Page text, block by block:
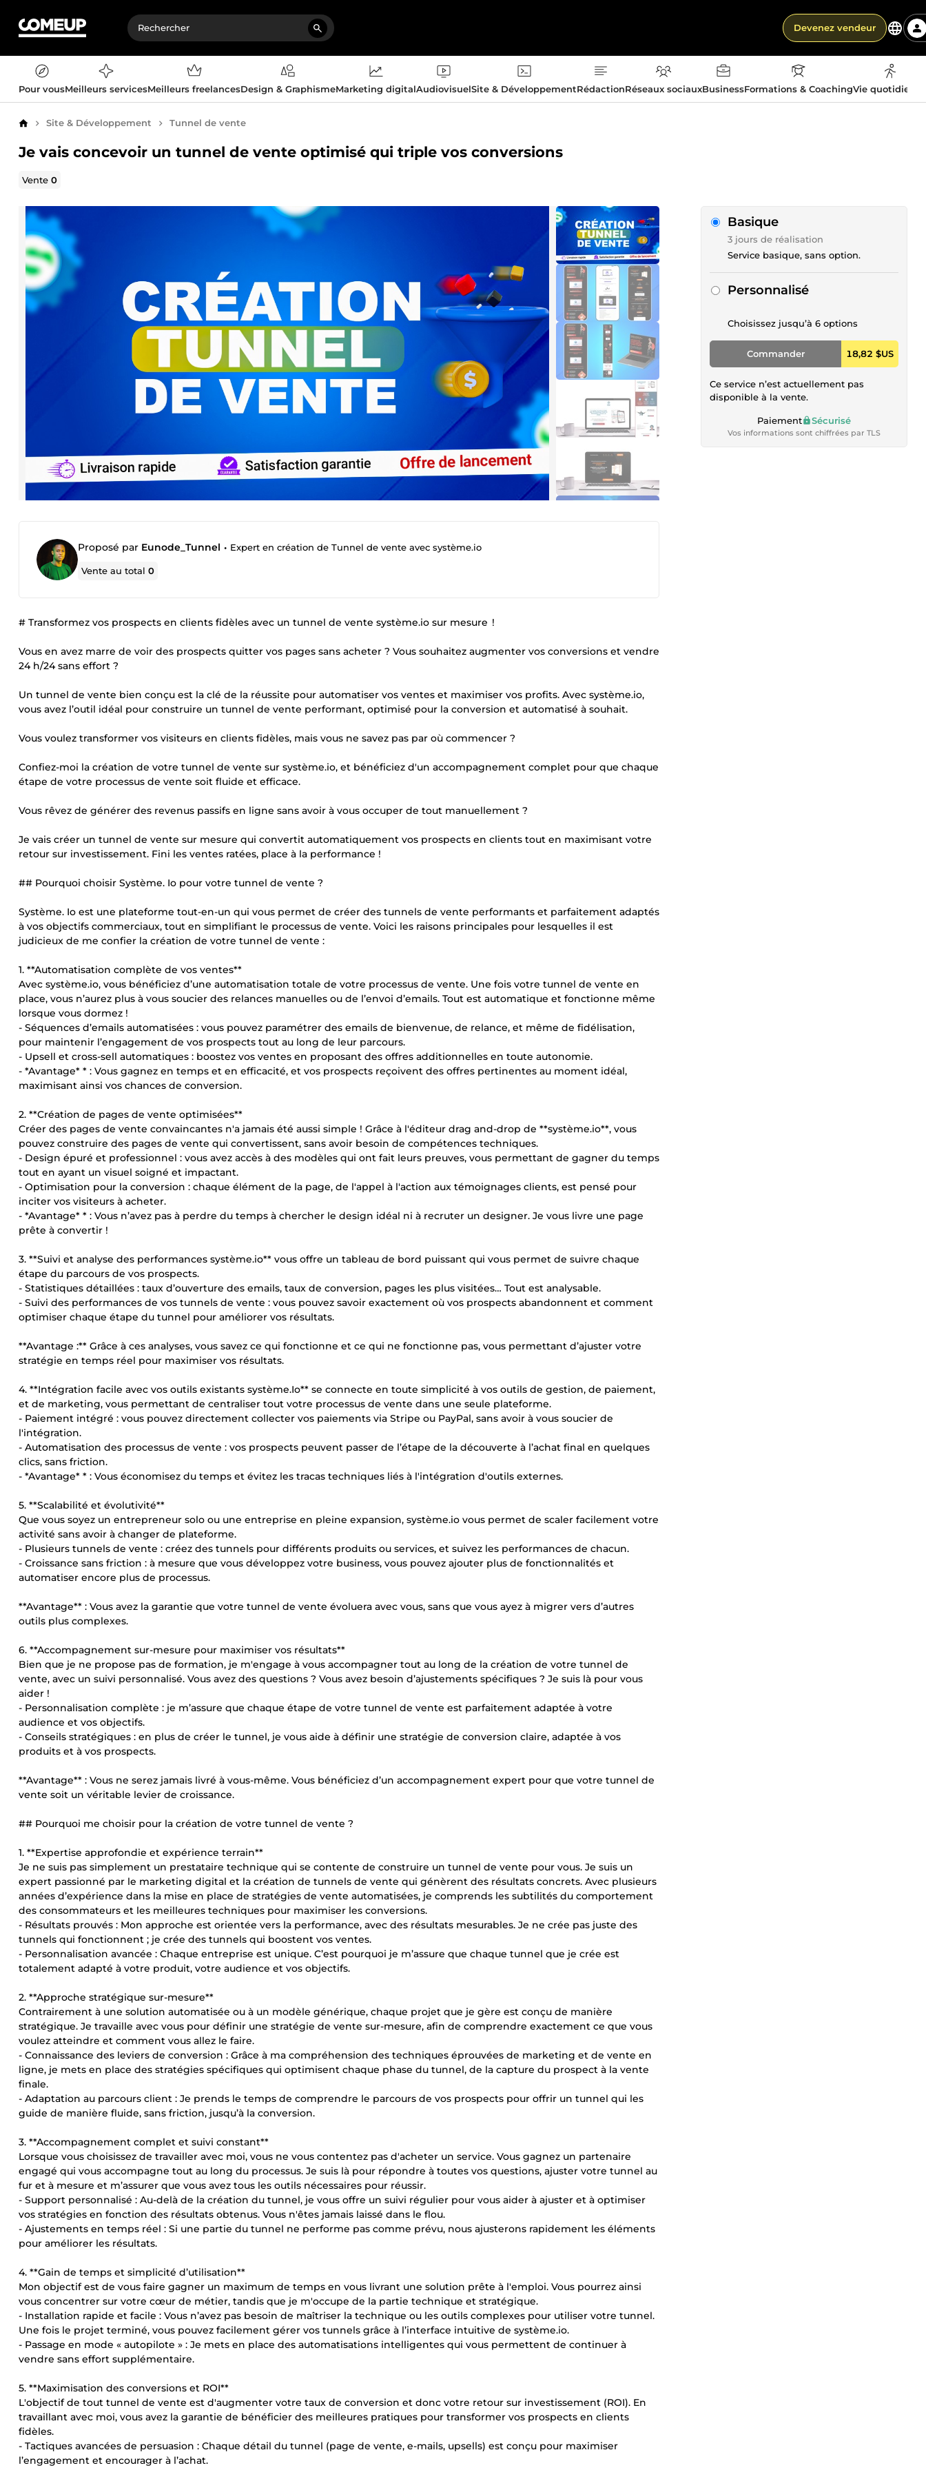
Devenez vendeur
Pour vousMeilleurs servicesMeilleurs freelancesDesign & GraphismeMarketing digitalAudiovisuelSite & DéveloppementRédactionRéseaux sociauxBusinessFormations & CoachingVie
AccueilSite & Développement Tunnel de vente
Je vais concevoir un tunnel de vente optimisé qui triple vos conversions
Vente0
Proposé par Eunode_Tunnel • Expert en création de Tunnel de vente avec système.io
Vente au total0
# Transformez vos prospects en clients fidèles avec un tunnel de vente système.io sur mesure !
Vous en avez marre de voir des prospects quitter vos pages sans acheter ? Vous souhaitez augmenter vos conversions et vendre
24 h/24 sans effort ?
Un tunnel de vente bien conçu est la clé de la réussite pour automatiser vos ventes et maximiser vos profits. Avec système.io,
vous avez l’outil idéal pour construire un tunnel de vente performant, optimisé pour la conversion et automatisé à souhait.
Vous voulez transformer vos visiteurs en clients fidèles, mais vous ne savez pas par où commencer ?
Confiez-moi la création de votre tunnel de vente sur système.io, et bénéficiez d'un accompagnement complet pour que chaque
étape de votre processus de vente soit fluide et efficace.
Vous rêvez de générer des revenus passifs en ligne sans avoir à vous occuper de tout manuellement ?
Je vais créer un tunnel de vente sur mesure qui convertit automatiquement vos prospects en clients tout en maximisant votre
retour sur investissement. Fini les ventes ratées, place à la performance !
## Pourquoi choisir Système. Io pour votre tunnel de vente ?
Système. Io est une plateforme tout-en-un qui vous permet de créer des tunnels de vente performants et parfaitement adaptés
à vos objectifs commerciaux, tout en simplifiant le processus de vente. Voici les raisons principales pour lesquelles il est
judicieux de me confier la création de votre tunnel de vente :
1. **Automatisation complète de vos ventes**
Avec système.io, vous bénéficiez d’une automatisation totale de votre processus de vente. Une fois votre tunnel de vente en
place, vous n’aurez plus à vous soucier des relances manuelles ou de l’envoi d’emails. Tout est automatique et fonctionne même
lorsque vous dormez !
- Séquences d’emails automatisées : vous pouvez paramétrer des emails de bienvenue, de relance, et même de fidélisation,
pour maintenir l’engagement de vos prospects tout au long de leur parcours.
- Upsell et cross-sell automatiques : boostez vos ventes en proposant des offres additionnelles en toute autonomie.
- *Avantage* * : Vous gagnez en temps et en efficacité, et vos prospects reçoivent des offres pertinentes au moment idéal,
maximisant ainsi vos chances de conversion.
2. **Création de pages de vente optimisées**
Créer des pages de vente convaincantes n'a jamais été aussi simple ! Grâce à l'éditeur drag and-drop de **système.io**, vous
pouvez construire des pages de vente qui convertissent, sans avoir besoin de compétences techniques.
- Design épuré et professionnel : vous avez accès à des modèles qui ont fait leurs preuves, vous permettant de gagner du temps
tout en ayant un visuel soigné et impactant.
- Optimisation pour la conversion : chaque élément de la page, de l'appel à l'action aux témoignages clients, est pensé pour
inciter vos visiteurs à acheter.
- *Avantage* * : Vous n’avez pas à perdre du temps à chercher le design idéal ni à recruter un designer. Je vous livre une page
prête à convertir !
3. **Suivi et analyse des performances système.io** vous offre un tableau de bord puissant qui vous permet de suivre chaque
étape du parcours de vos prospects.
- Statistiques détaillées : taux d’ouverture des emails, taux de conversion, pages les plus visitées… Tout est analysable.
- Suivi des performances de vos tunnels de vente : vous pouvez savoir exactement où vos prospects abandonnent et comment
optimiser chaque étape du tunnel pour améliorer vos résultats.
**Avantage :** Grâce à ces analyses, vous savez ce qui fonctionne et ce qui ne fonctionne pas, vous permettant d’ajuster votre
stratégie en temps réel pour maximiser vos résultats.
4. **Intégration facile avec vos outils existants système.Io** se connecte en toute simplicité à vos outils de gestion, de paiement,
et de marketing, vous permettant de centraliser tout votre processus de vente dans une seule plateforme.
- Paiement intégré : vous pouvez directement collecter vos paiements via Stripe ou PayPal, sans avoir à vous soucier de
l'intégration.
- Automatisation des processus de vente : vos prospects peuvent passer de l’étape de la découverte à l’achat final en quelques
clics, sans friction.
- *Avantage* * : Vous économisez du temps et évitez les tracas techniques liés à l'intégration d'outils externes.
5. **Scalabilité et évolutivité**
Que vous soyez un entrepreneur solo ou une entreprise en pleine expansion, système.io vous permet de scaler facilement votre
activité sans avoir à changer de plateforme.
- Plusieurs tunnels de vente : créez des tunnels pour différents produits ou services, et suivez les performances de chacun.
- Croissance sans friction : à mesure que vous développez votre business, vous pouvez ajouter plus de fonctionnalités et
automatiser encore plus de processus.
**Avantage** : Vous avez la garantie que votre tunnel de vente évoluera avec vous, sans que vous ayez à migrer vers d’autres
outils plus complexes.
6. **Accompagnement sur-mesure pour maximiser vos résultats**
Bien que je ne propose pas de formation, je m'engage à vous accompagner tout au long de la création de votre tunnel de
vente, avec un suivi personnalisé. Vous avez des questions ? Vous avez besoin d’ajustements spécifiques ? Je suis là pour vous
aider !
- Personnalisation complète : je m’assure que chaque étape de votre tunnel de vente est parfaitement adaptée à votre
audience et vos objectifs.
- Conseils stratégiques : en plus de créer le tunnel, je vous aide à définir une stratégie de conversion claire, adaptée à vos
produits et à vos prospects.
**Avantage** : Vous ne serez jamais livré à vous-même. Vous bénéficiez d’un accompagnement expert pour que votre tunnel de
vente soit un véritable levier de croissance.
## Pourquoi me choisir pour la création de votre tunnel de vente ?
1. **Expertise approfondie et expérience terrain**
Je ne suis pas simplement un prestataire technique qui se contente de construire un tunnel de vente pour vous. Je suis un
expert passionné par le marketing digital et la création de tunnels de vente qui génèrent des résultats concrets. Avec plusieurs
années d’expérience dans la mise en place de stratégies de vente automatisées, je comprends les subtilités du comportement
des consommateurs et les meilleures techniques pour maximiser les conversions.
- Résultats prouvés : Mon approche est orientée vers la performance, avec des résultats mesurables. Je ne crée pas juste des
tunnels qui fonctionnent ; je crée des tunnels qui boostent vos ventes.
- Personnalisation avancée : Chaque entreprise est unique. C’est pourquoi je m’assure que chaque tunnel que je crée est
totalement adapté à votre produit, votre audience et vos objectifs.
2. **Approche stratégique sur-mesure**
Contrairement à une solution automatisée ou à un modèle générique, chaque projet que je gère est conçu de manière
stratégique. Je travaille avec vous pour définir une stratégie de vente sur-mesure, afin de comprendre exactement ce que vous
voulez atteindre et comment vous allez le faire.
- Connaissance des leviers de conversion : Grâce à ma compréhension des techniques éprouvées de marketing et de vente en
ligne, je mets en place des stratégies spécifiques qui optimisent chaque phase du tunnel, de la capture du prospect à la vente
finale.
- Adaptation au parcours client : Je prends le temps de comprendre le parcours de vos prospects pour offrir un tunnel qui les
guide de manière fluide, sans friction, jusqu’à la conversion.
3. **Accompagnement complet et suivi constant**
Lorsque vous choisissez de travailler avec moi, vous ne vous contentez pas d'acheter un service. Vous gagnez un partenaire
engagé qui vous accompagne tout au long du processus. Je suis là pour répondre à toutes vos questions, ajuster votre tunnel au
fur et à mesure et m’assurer que vous avez tous les outils nécessaires pour réussir.
- Support personnalisé : Au-delà de la création du tunnel, je vous offre un suivi régulier pour vous aider à ajuster et à optimiser
vos stratégies en fonction des résultats obtenus. Vous n'êtes jamais laissé dans le flou.
- Ajustements en temps réel : Si une partie du tunnel ne performe pas comme prévu, nous ajusterons rapidement les éléments
pour améliorer les résultats.
4. **Gain de temps et simplicité d’utilisation**
Mon objectif est de vous faire gagner un maximum de temps en vous livrant une solution prête à l'emploi. Vous pourrez ainsi
vous concentrer sur votre cœur de métier, tandis que je m'occupe de la partie technique et stratégique.
- Installation rapide et facile : Vous n’avez pas besoin de maîtriser la technique ou les outils complexes pour utiliser votre tunnel.
Une fois le projet terminé, vous pouvez facilement gérer vos tunnels grâce à l’interface intuitive de système.io.
- Passage en mode « autopilote » : Je mets en place des automatisations intelligentes qui vous permettent de continuer à
vendre sans effort supplémentaire.
5. **Maximisation des conversions et ROI**
L'objectif de tout tunnel de vente est d'augmenter votre taux de conversion et donc votre retour sur investissement (ROI). En
travaillant avec moi, vous avez la garantie de bénéficier des meilleures pratiques pour transformer vos prospects en clients
fidèles.
- Tactiques avancées de persuasion : Chaque détail du tunnel (page de vente, e-mails, upsells) est conçu pour maximiser
l’engagement et encourager à l’achat.
Basique
3 jours de réalisation
Service basique, sans option.
Personnalisé
Choisissez jusqu’à 6 options
Commander 18,82 $US
Ce service n’est actuellement pas
disponible à la vente.
Paiement Sécurisé
Vos informations sont chiffrées par TLS